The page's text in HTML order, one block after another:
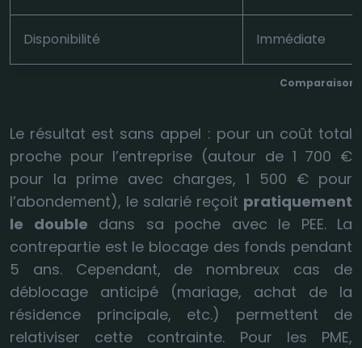
Comparaison
Disponibilité Immédiate
Le résultat est sans appel : pour un coût total
proche pour l’entreprise (autour de 1 700 €
pour la prime avec charges, 1 500 € pour
l’abondement), le salarié reçoit pratiquement
le double dans sa poche avec le PEE. La
contrepartie est le blocage des fonds pendant
5 ans. Cependant, de nombreux cas de
déblocage anticipé (mariage, achat de la
résidence principale, etc.) permettent de
relativiser cette contrainte. Pour les PME,